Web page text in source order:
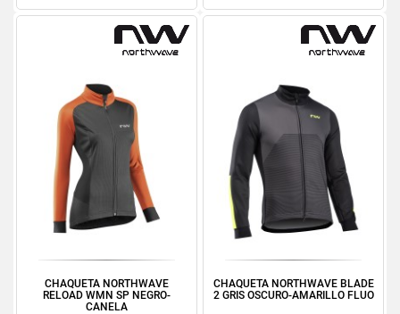
CHAQUETA NORTHWAVE
RELOAD WMN SP NEGRO-
CANELA
CHAQUETA NORTHWAVE BLADE
2 GRIS OSCURO-AMARILLO FLUO